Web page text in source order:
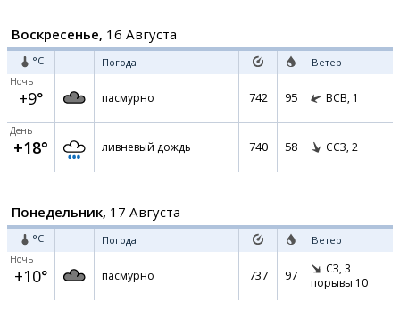
Воскресенье, 16 Августа
°C Погода Ветер
Ночь
+9° пасмурно 742 95 ВСВ, 1
День
+18° ливневый дождь 740 58 ССЗ, 2
Понедельник, 17 Августа
°C Погода Ветер
Ночь
+10° пасмурно 737 97 СЗ, 3
порывы 10